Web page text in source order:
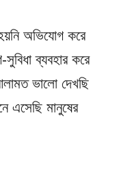
অভিযোগ করে
সুবিধা ব্যবহার করে
ভালো দেখছি
এসেছি মানুষের